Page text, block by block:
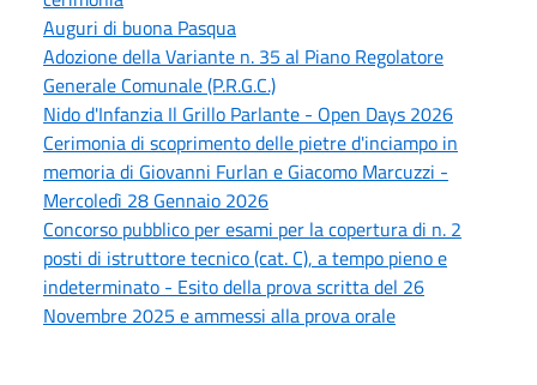
Auguri di buona Pasqua
Adozione della Variante n. 35 al Piano Regolatore
Generale Comunale (P.R.G.C.)
Nido d'Infanzia Il Grillo Parlante - Open Days 2026
Cerimonia di scoprimento delle pietre d'inciampo in
memoria di Giovanni Furlan e Giacomo Marcuzzi -
Mercoledì 28 Gennaio 2026
Concorso pubblico per esami per la copertura di n. 2
posti di istruttore tecnico (cat. C), a tempo pieno e
indeterminato - Esito della prova scritta del 26
Novembre 2025 e ammessi alla prova orale